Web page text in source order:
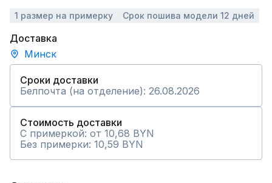
1 размер на примерку Срок пошива модели 12 дней
Доставка
Минск
Сроки доставки
Белпочта (на отделение): 26.08.2026
Стоимость доставки
С примеркой: от 10,68 BYN
Без примерки: 10,59 BYN